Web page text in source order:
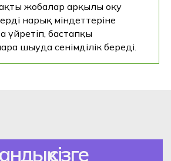
жобалар арқылы оқу
нарық міндеттеріне
үйретіп, бастапқы
шығуда сенімділік береді.